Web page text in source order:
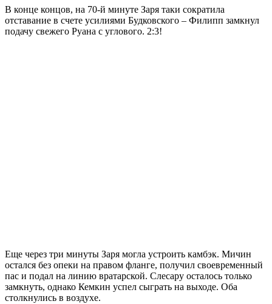
В конце концов, на 70-й минуте Заря таки сократила
отставание в счете усилиями Будковского – Филипп замкнул
подачу свежего Руана с углового. 2:3!
Еще через три минуты Заря могла устроить камбэк. Мичин
остался без опеки на правом фланге, получил своевременный
пас и подал на линию вратарской. Слесару осталось только
замкнуть, однако Кемкин успел сыграть на выходе. Оба
столкнулись в воздухе.